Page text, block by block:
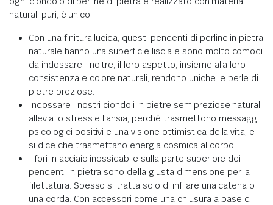
naturali puri, è unico.
Con una finitura lucida, questi pendenti di perline in pietra
naturale hanno una superficie liscia e sono molto comodi
da indossare. Inoltre, il loro aspetto, insieme alla loro
consistenza e colore naturali, rendono uniche le perle di
pietre preziose.
Indossare i nostri ciondoli in pietre semipreziose naturali
allevia lo stress e l’ansia, perché trasmettono messaggi
psicologici positivi e una visione ottimistica della vita, e
si dice che trasmettano energia cosmica al corpo.
I fori in acciaio inossidabile sulla parte superiore dei
pendenti in pietra sono della giusta dimensione per la
filettatura. Spesso si tratta solo di infilare una catena o
una corda. Con accessori come una chiusura a base di